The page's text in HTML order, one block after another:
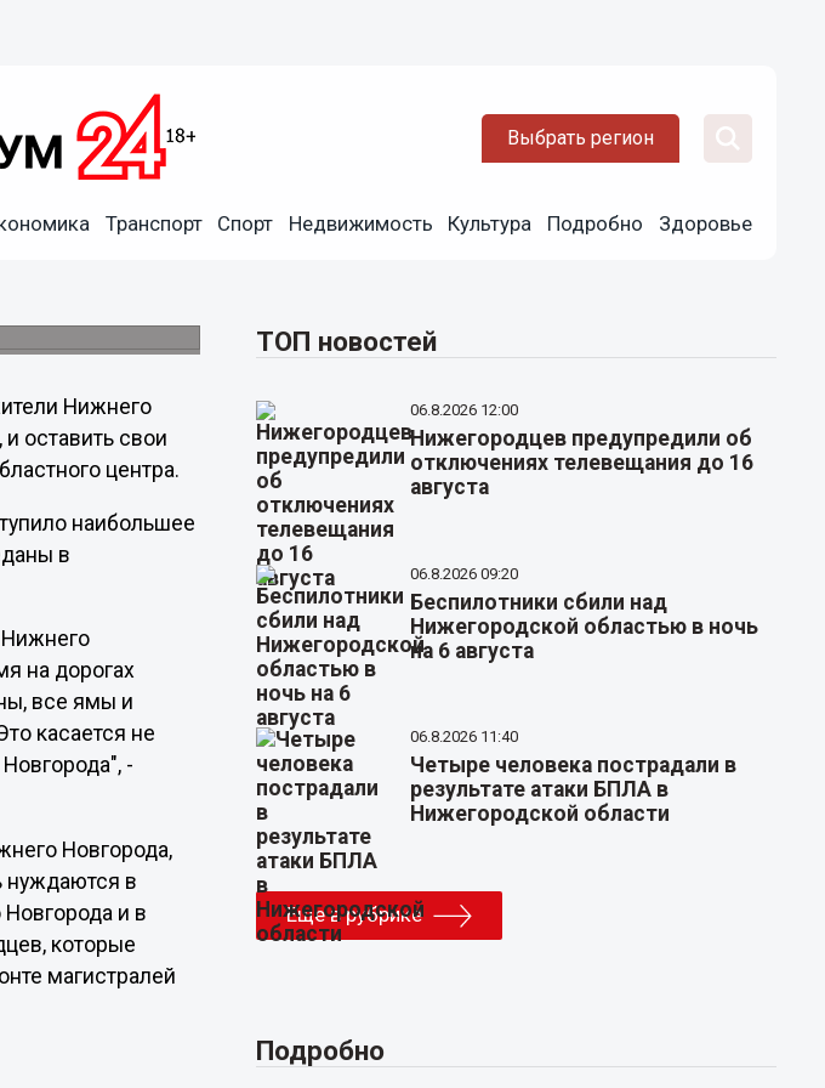
Выбрать регион
Транспорт Спорт Недвижимость Культура Подробно Здоровье
Нижнего
оставить свои
центра.
наибольшее
в
на дорогах
все ямы и
касается не
-
Новгорода,
нуждаются в
и в
которые
магистралей
ТОП новостей
06.8.2026 12:00
Нижегородцев предупредили об
отключениях телевещания до 16
августа
06.8.2026 09:20
Беспилотники сбили над
Нижегородской областью в ночь
на 6 августа
06.8.2026 11:40
Четыре человека пострадали в
результате атаки БПЛА в
Нижегородской области
Еще в рубрике
Подробно